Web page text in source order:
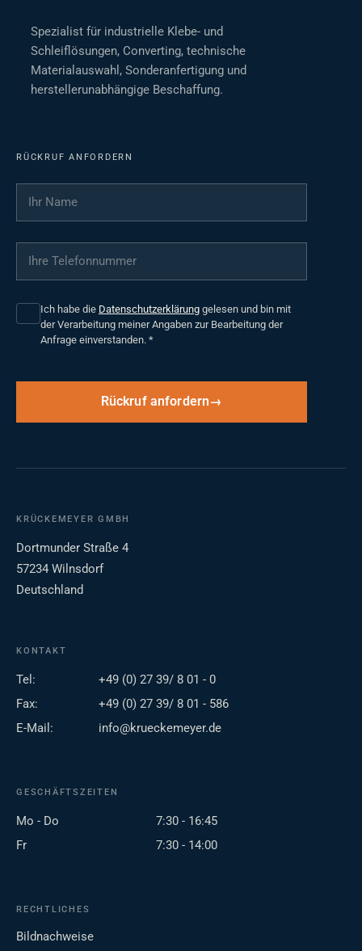
Spezialist für industrielle Klebe- und
Schleiflösungen, Converting, technische
Materialauswahl, Sonderanfertigung und
herstellerunabhängige Beschaffung.
RÜCKRUF ANFORDERN
Ihr Name
Ihre Telefonnummer
Ich habe die Datenschutzerklärung gelesen und bin mit
der Verarbeitung meiner Angaben zur Bearbeitung der
Anfrage einverstanden. *
Rückruf anfordern
KRÜCKEMEYER GMBH
Dortmunder Straße 4
57234 Wilnsdorf
Deutschland
KONTAKT
Tel:
+49 (0) 27 39/ 8 01 - 0
Fax:
+49 (0) 27 39/ 8 01 - 586
E-Mail:
info@krueckemeyer.de
GESCHÄFTSZEITEN
Mo - Do
7:30 - 16:45
Fr
7:30 - 14:00
RECHTLICHES
Bildnachweise